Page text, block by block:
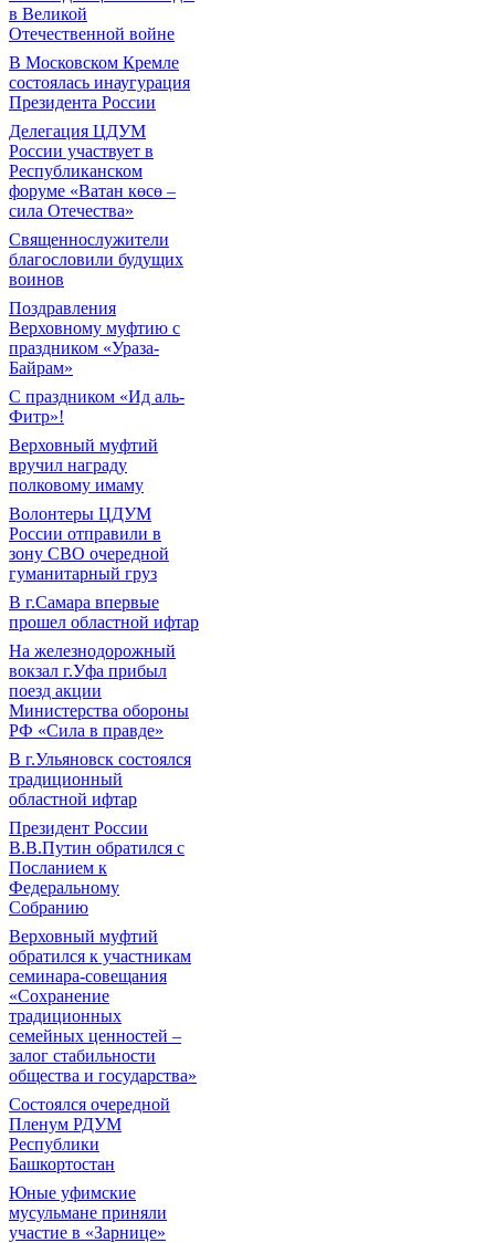
в Великой
Отечественной войне
В Московском Кремле
состоялась инаугурация
Президента России
Делегация ЦДУМ
России участвует в
Республиканском
форуме «Ватан көсө –
сила Отечества»
Священнослужители
благословили будущих
воинов
Поздравления
Верховному муфтию с
праздником «Ураза-
Байрам»
С праздником «Ид аль-
Фитр»!
Верховный муфтий
вручил награду
полковому имаму
Волонтеры ЦДУМ
России отправили в
зону СВО очередной
гуманитарный груз
В г.Самара впервые
прошел областной ифтар
На железнодорожный
вокзал г.Уфа прибыл
поезд акции
Министерства обороны
РФ «Сила в правде»
В г.Ульяновск состоялся
традиционный
областной ифтар
Президент России
В.В.Путин обратился с
Посланием к
Федеральному
Собранию
Верховный муфтий
обратился к участникам
семинара-совещания
«Сохранение
традиционных
семейных ценностей –
залог стабильности
общества и государства»
Состоялся очередной
Пленум РДУМ
Республики
Башкортостан
Юные уфимские
мусульмане приняли
участие в «Зарнице»